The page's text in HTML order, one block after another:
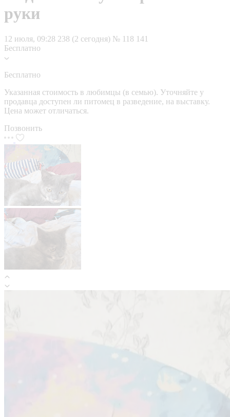
руки
12 июля, 09:28 238 (2 сегодня) № 118 141
Бесплатно
Бесплатно
Указанная стоимость в любимцы (в семью). Уточняйте у
продавца доступен ли питомец в разведение, на выставку.
Цена может отличаться.
Позвонить